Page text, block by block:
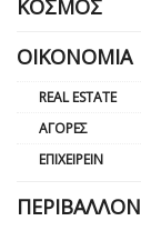
ΚΌΣΜΟΣ
ΟΙΚΟΝΟΜΊΑ
REAL ESTATE
ΑΓΟΡΈΣ
ΕΠΙΧΕΙΡΕΊΝ
ΠΕΡΙΒΆΛΛΟΝ